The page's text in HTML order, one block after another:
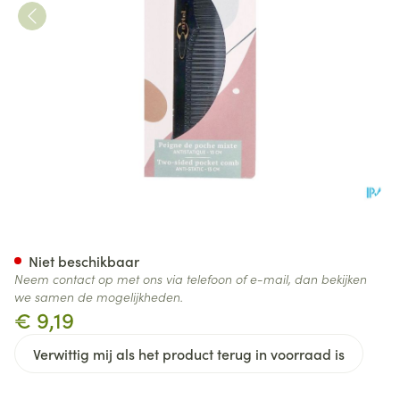
€ 9,19
Verwittig mij als het product terug in voorraad is
Niet beschikbaar
Neem contact op met ons via telefoon of e-mail, dan bekijken
we samen de mogelijkheden.